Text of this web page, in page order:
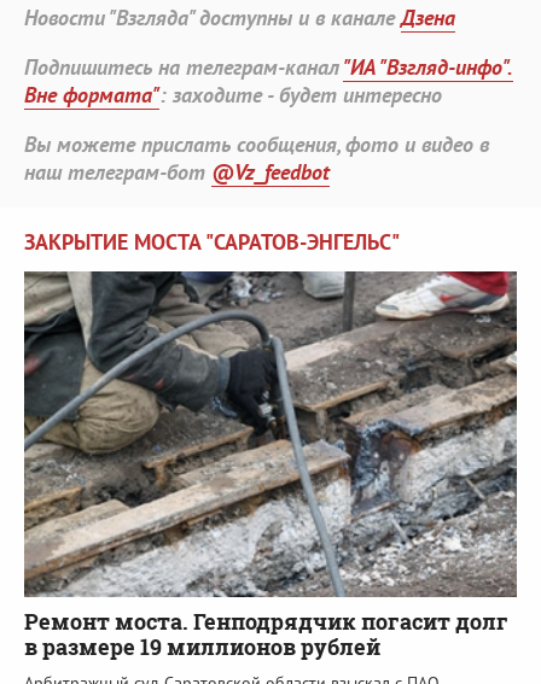
Новости "Взгляда" доступны и в каналеДзена
Подпишитесь на телеграм-канал"ИА "Взгляд-инфо".
Вне формата": заходите - будет интересно
Вы можете прислать сообщения, фото и видео в
наш телеграм-бот @Vz_feedbot
ЗАКРЫТИЕ МОСТА "САРАТОВ-ЭНГЕЛЬС"
Ремонт моста. Генподрядчик погасит долг
в размере 19 миллионов рублей